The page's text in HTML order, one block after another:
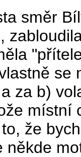
směr
se
za b)
místní
že
někde